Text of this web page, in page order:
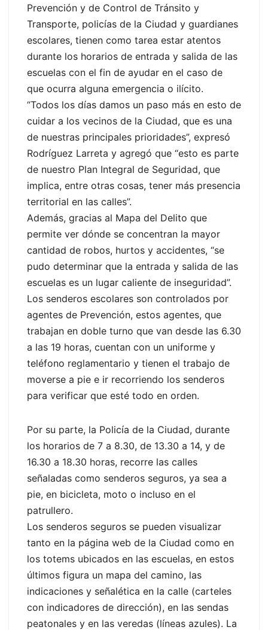
Prevención y de Control de Tránsito y
Transporte, policías de la Ciudad y guardianes
escolares, tienen como tarea estar atentos
durante los horarios de entrada y salida de las
escuelas con el fin de ayudar en el caso de
que ocurra alguna emergencia o ilícito.
“Todos los días damos un paso más en esto de
cuidar a los vecinos de la Ciudad, que es una
de nuestras principales prioridades”, expresó
Rodríguez Larreta y agregó que “esto es parte
de nuestro Plan Integral de Seguridad, que
implica, entre otras cosas, tener más presencia
territorial en las calles”.
Además, gracias al Mapa del Delito que
permite ver dónde se concentran la mayor
cantidad de robos, hurtos y accidentes, “se
pudo determinar que la entrada y salida de las
escuelas es un lugar caliente de inseguridad”.
Los senderos escolares son controlados por
agentes de Prevención, estos agentes, que
trabajan en doble turno que van desde las 6.30
a las 19 horas, cuentan con un uniforme y
teléfono reglamentario y tienen el trabajo de
moverse a pie e ir recorriendo los senderos
para verificar que esté todo en orden.
Por su parte, la Policía de la Ciudad, durante
los horarios de 7 a 8.30, de 13.30 a 14, y de
16.30 a 18.30 horas, recorre las calles
señaladas como senderos seguros, ya sea a
pie, en bicicleta, moto o incluso en el
patrullero.
Los senderos seguros se pueden visualizar
tanto en la página web de la Ciudad como en
los totems ubicados en las escuelas, en estos
últimos figura un mapa del camino, las
indicaciones y señalética en la calle (carteles
con indicadores de dirección), en las sendas
peatonales y en las veredas (líneas azules). La